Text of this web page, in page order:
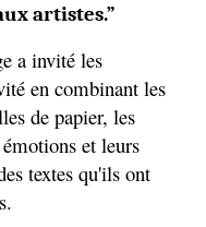
artistes.”
a invité les
en combinant les
de papier, les
et leurs
textes qu'ils ont